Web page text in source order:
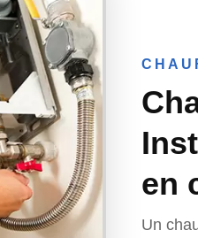
en
Un